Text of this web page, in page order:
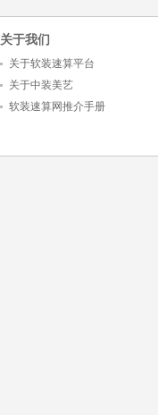
关于我们
关于软装速算平台
关于中装美艺
软装速算网推介手册